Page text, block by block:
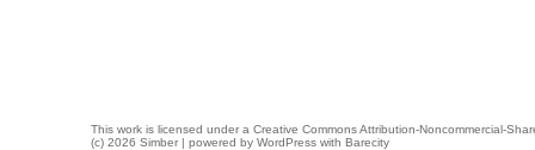
This work is licensed under a Creative Commons Attribution-Noncommercial-
(c) 2026 Simber | powered by WordPress with Barecity